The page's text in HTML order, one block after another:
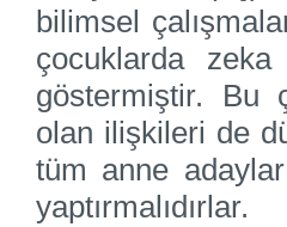
bilimsel
çocuklarda
göstermiştir. Bu
olan ilişkileri de
tüm anne
yaptırmalıdırlar.